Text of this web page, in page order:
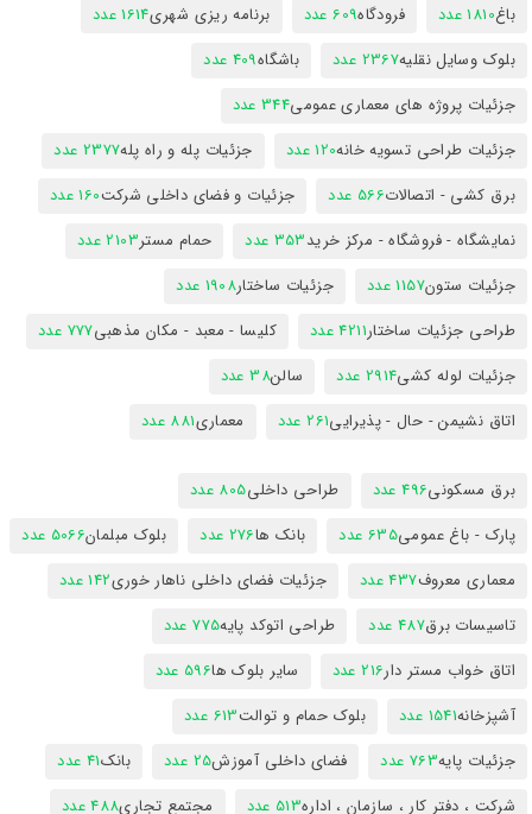
باغ1810 عدد فرودگاه609 عدد برنامه ریزی شهری1614 عدد
بلوک وسایل نقلیه2367 عدد باشگاه409 عدد
جزئیات پروژه های معماری عمومی344 عدد
جزئیات طراحی تسویه خانه120 عدد جزئیات پله و راه پله2377 عدد
برق کشی - اتصالات566 عدد جزئیات و فضای داخلی شرکت160 عدد
نمایشگاه - فروشگاه - مرکز خرید353 عدد حمام مستر2103 عدد
جزئیات ستون1157 عدد جزئیات ساختار1908 عدد
طراحی جزئیات ساختار4211 عدد کلیسا - معبد - مکان مذهبی777 عدد
جزئیات لوله کشی2914 عدد سالن38 عدد
اتاق نشیمن - حال - پذیرایی261 عدد معماری881 عدد
برق مسکونی496 عدد طراحی داخلی805 عدد
پارک - باغ عمومی635 عدد بانک ها276 عدد بلوک مبلمان5066 عدد
معماری معروف437 عدد جزئیات فضای داخلی ناهار خوری142 عدد
تاسیسات برق487 عدد طراحی اتوکد پایه775 عدد
اتاق خواب مستر دار216 عدد سایر بلوک ها596 عدد
آشپزخانه1541 عدد بلوک حمام و توالت613 عدد
جزئیات پایه763 عدد فضای داخلی آموزش25 عدد بانک41 عدد
شرکت ، دفتر کار ، سازمان ، اداره513 عدد مجتمع تجاری488 عدد